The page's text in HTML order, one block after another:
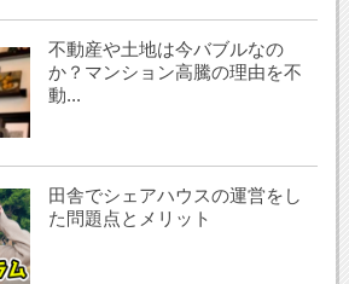
不動産や土地は今バブルなの
か？マンション高騰の理由を不
動...
田舎でシェアハウスの運営をし
た問題点とメリット